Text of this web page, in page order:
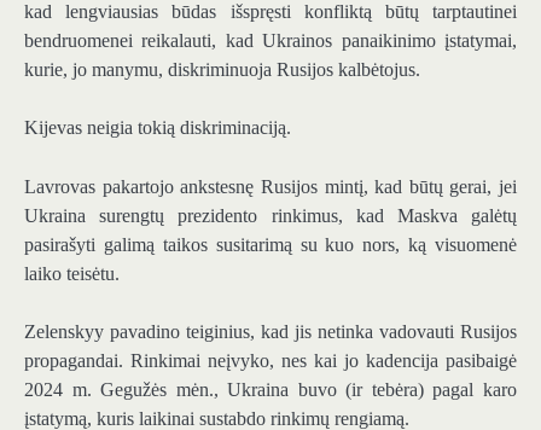
kad lengviausias būdas išspręsti konfliktą būtų tarptautinei
bendruomenei reikalauti, kad Ukrainos panaikinimo įstatymai,
kurie, jo manymu, diskriminuoja Rusijos kalbėtojus.
Kijevas neigia tokią diskriminaciją.
Lavrovas pakartojo ankstesnę Rusijos mintį, kad būtų gerai, jei
Ukraina surengtų prezidento rinkimus, kad Maskva galėtų
pasirašyti galimą taikos susitarimą su kuo nors, ką visuomenė
laiko teisėtu.
Zelenskyy pavadino teiginius, kad jis netinka vadovauti Rusijos
propagandai. Rinkimai neįvyko, nes kai jo kadencija pasibaigė
2024 m. Gegužės mėn., Ukraina buvo (ir tebėra) pagal karo
įstatymą, kuris laikinai sustabdo rinkimų rengiamą.